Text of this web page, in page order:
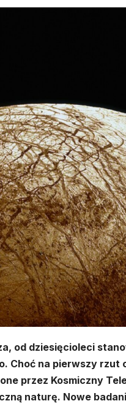
od dziesięcioleci
Choć na pierwszy rzut
przez Kosmiczny
naturę. Nowe